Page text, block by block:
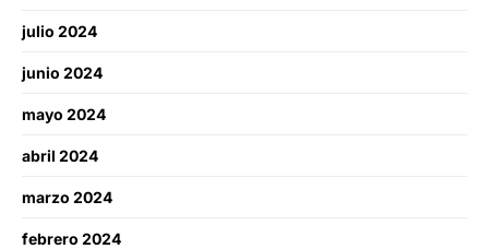
julio 2024
junio 2024
mayo 2024
abril 2024
marzo 2024
febrero 2024